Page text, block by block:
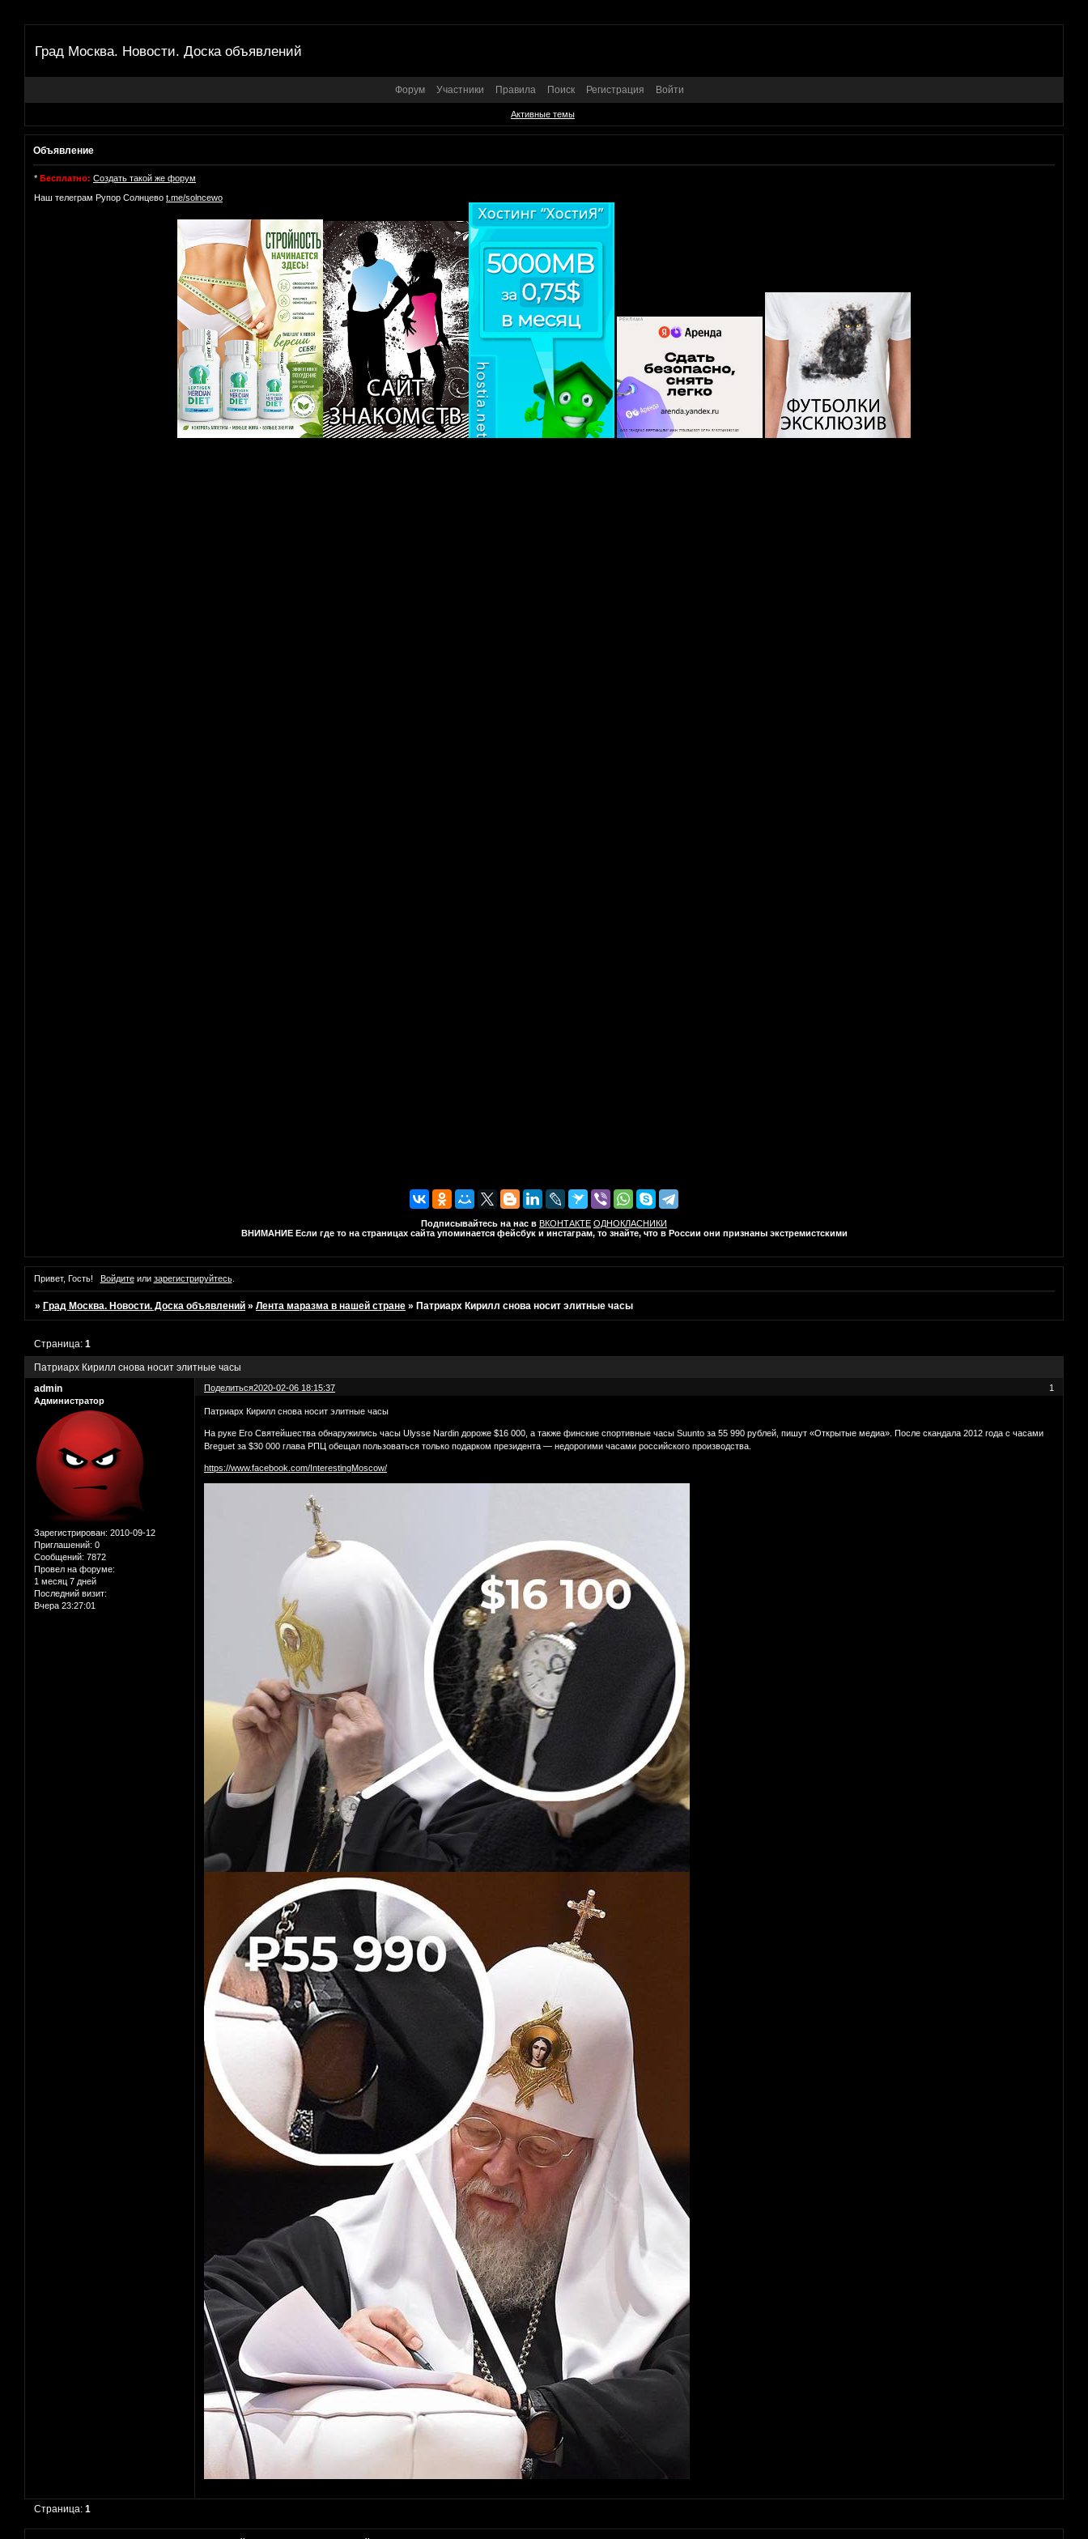
Град Москва. Новости. Доска объявлений
Форум Участники Правила Поиск Регистрация Войти
Активные темы
Объявление
* Бесплатно: Создать такой же форум
Наш телеграм Рупор Солнцево t.me/solncewo
Подписывайтесь на нас в ВКОНТАКТЕ ОДНОКЛАСНИКИ
ВНИМАНИЕ Если где то на страницах сайта упоминается фейсбук и инстаграм, то знайте, что в России они признаны экстремистскими
Привет, Гость! Войдитеили зарегистрируйтесь.
» Град Москва. Новости. Доска объявлений »Лента маразма в нашей стране » Патриарх Кирилл снова носит элитные часы
Патриарх Кирилл снова носит элитные часы
Страница:1
Поделиться 1
2020-02-06 18:15:37
admin
Администратор
Зарегистрирован: 2010-09-12
Приглашений: 0
Сообщений: 7872
Провел на форуме:
1 месяц 7 дней
Последний визит:
Вчера 23:27:01
Патриарх Кирилл снова носит элитные часы
На руке Его Святейшества обнаружились часы Ulysse Nardin дороже $16 000, а также финские спортивные часы Suunto за 55 990 рублей, пишут «Открытые медиа». После скандала 2012 года с часами
Breguet за $30 000 глава РПЦ обещал пользоваться только подарком президента — недорогими часами российского производства.
https://www.facebook.com/InterestingMoscow/
Страница:1